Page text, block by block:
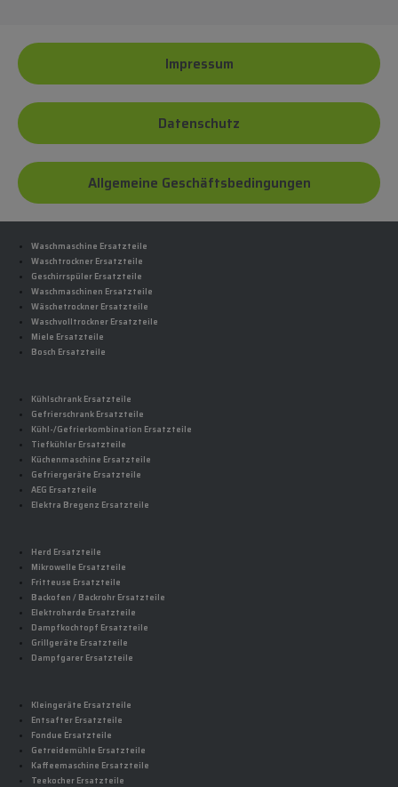
Impressum
Datenschutz
Allgemeine Geschäftsbedingungen
Waschmaschine Ersatzteile
Waschtrockner Ersatzteile
Geschirrspüler Ersatzteile
Waschmaschinen Ersatzteile
Wäschetrockner Ersatzteile
Waschvolltrockner Ersatzteile
Miele Ersatzteile
Bosch Ersatzteile
Kühlschrank Ersatzteile
Gefrierschrank Ersatzteile
Kühl-/Gefrierkombination Ersatzteile
Tiefkühler Ersatzteile
Küchenmaschine Ersatzteile
Gefriergeräte Ersatzteile
AEG Ersatzteile
Elektra Bregenz Ersatzteile
Herd Ersatzteile
Mikrowelle Ersatzteile
Fritteuse Ersatzteile
Backofen / Backrohr Ersatzteile
Elektroherde Ersatzteile
Dampfkochtopf Ersatzteile
Grillgeräte Ersatzteile
Dampfgarer Ersatzteile
Kleingeräte Ersatzteile
Entsafter Ersatzteile
Fondue Ersatzteile
Getreidemühle Ersatzteile
Kaffeemaschine Ersatzteile
Teekocher Ersatzteile